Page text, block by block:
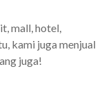
mall, hotel,
kami juga menjual
juga!